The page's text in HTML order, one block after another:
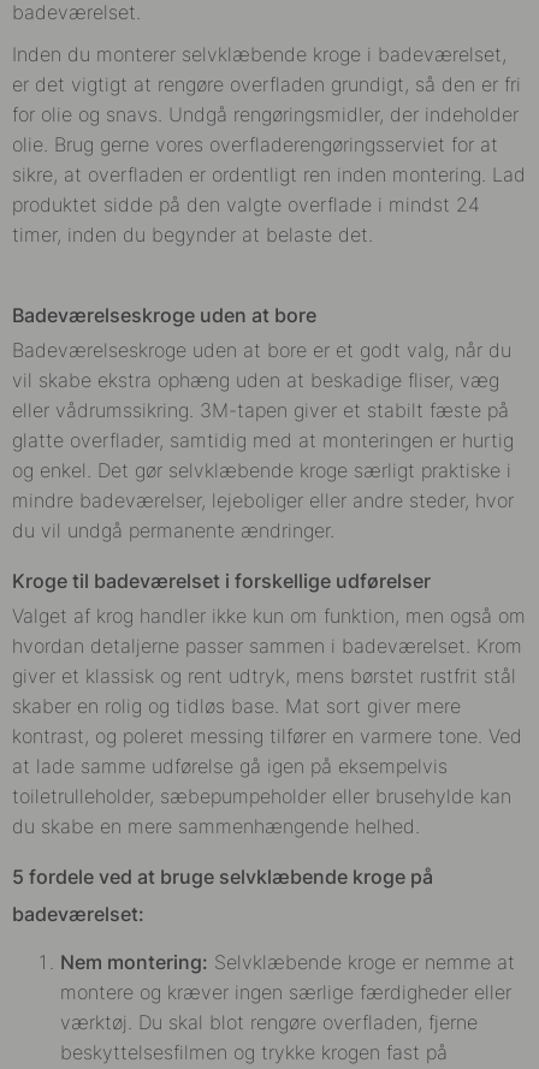
badeværelset.
Inden du monterer selvklæbende kroge i badeværelset,
er det vigtigt at rengøre overfladen grundigt, så den er fri
for olie og snavs. Undgå rengøringsmidler, der indeholder
olie. Brug gerne vores overfladerengøringsserviet for at
sikre, at overfladen er ordentligt ren inden montering. Lad
produktet sidde på den valgte overflade i mindst 24
timer, inden du begynder at belaste det.
Badeværelseskroge uden at bore
Badeværelseskroge uden at bore er et godt valg, når du
vil skabe ekstra ophæng uden at beskadige fliser, væg
eller vådrumssikring. 3M-tapen giver et stabilt fæste på
glatte overflader, samtidig med at monteringen er hurtig
og enkel. Det gør selvklæbende kroge særligt praktiske i
mindre badeværelser, lejeboliger eller andre steder, hvor
du vil undgå permanente ændringer.
Kroge til badeværelset i forskellige udførelser
Valget af krog handler ikke kun om funktion, men også om
hvordan detaljerne passer sammen i badeværelset. Krom
giver et klassisk og rent udtryk, mens børstet rustfrit stål
skaber en rolig og tidløs base. Mat sort giver mere
kontrast, og poleret messing tilfører en varmere tone. Ved
at lade samme udførelse gå igen på eksempelvis
toiletrulleholder, sæbepumpeholder eller brusehylde kan
du skabe en mere sammenhængende helhed.
5 fordele ved at bruge selvklæbende kroge på
badeværelset:
Nem montering: Selvklæbende kroge er nemme at
montere og kræver ingen særlige færdigheder eller
værktøj. Du skal blot rengøre overfladen, fjerne
beskyttelsesfilmen og trykke krogen fast på